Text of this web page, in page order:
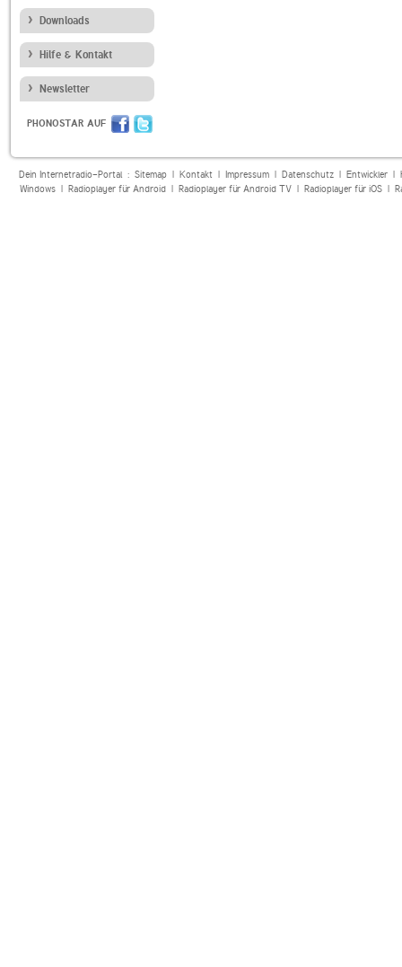
Downloads
Hilfe & Kontakt
Newsletter
PHONOSTAR AUF
Dein Internetradio-Portal : Sitemap| Kontakt| Impressum| Datenschutz| Entwickler|
Windows| Radioplayer für Android| Radioplayer für Android TV| Radioplayer für iOS|